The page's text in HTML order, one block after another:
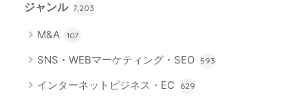
ジャンル 7,203
M&A 107
SNS・WEBマーケティング・SEO 593
インターネットビジネス・EC 629